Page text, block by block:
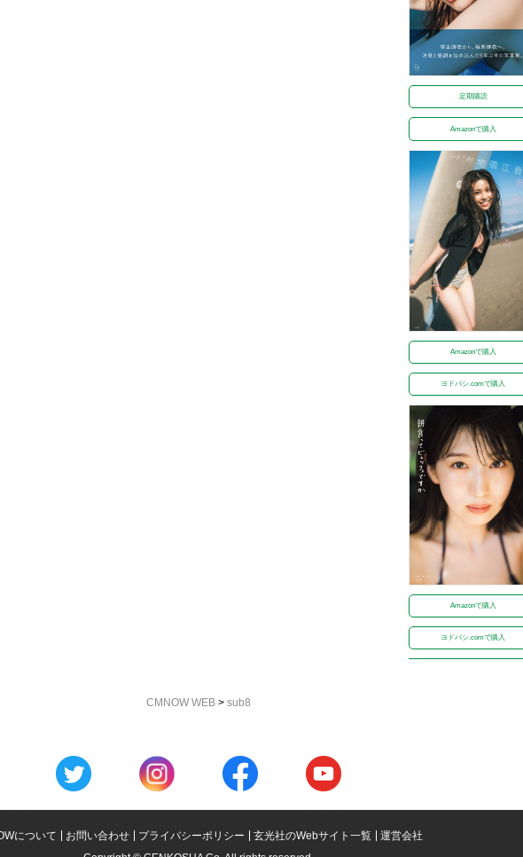
定期購読
Amazonで購入
Amazonで購入
ヨドバシ.comで購入
Amazonで購入
ヨドバシ.comで購入
CMNOW WEB > sub8
について お問い合わせ プライバシーポリシー 玄光社のWebサイト一覧
運営会社